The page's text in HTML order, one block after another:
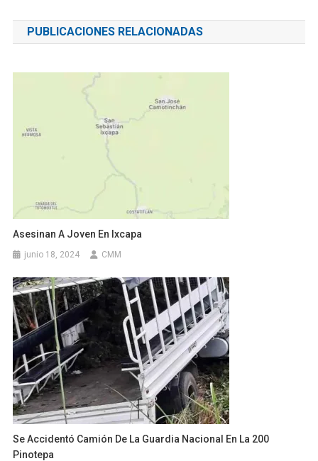
de
entradas
PUBLICACIONES RELACIONADAS
Asesinan A Joven En Ixcapa
junio 18, 2024 CMM
Se Accidentó Camión De La Guardia Nacional En La 200
Pinotepa